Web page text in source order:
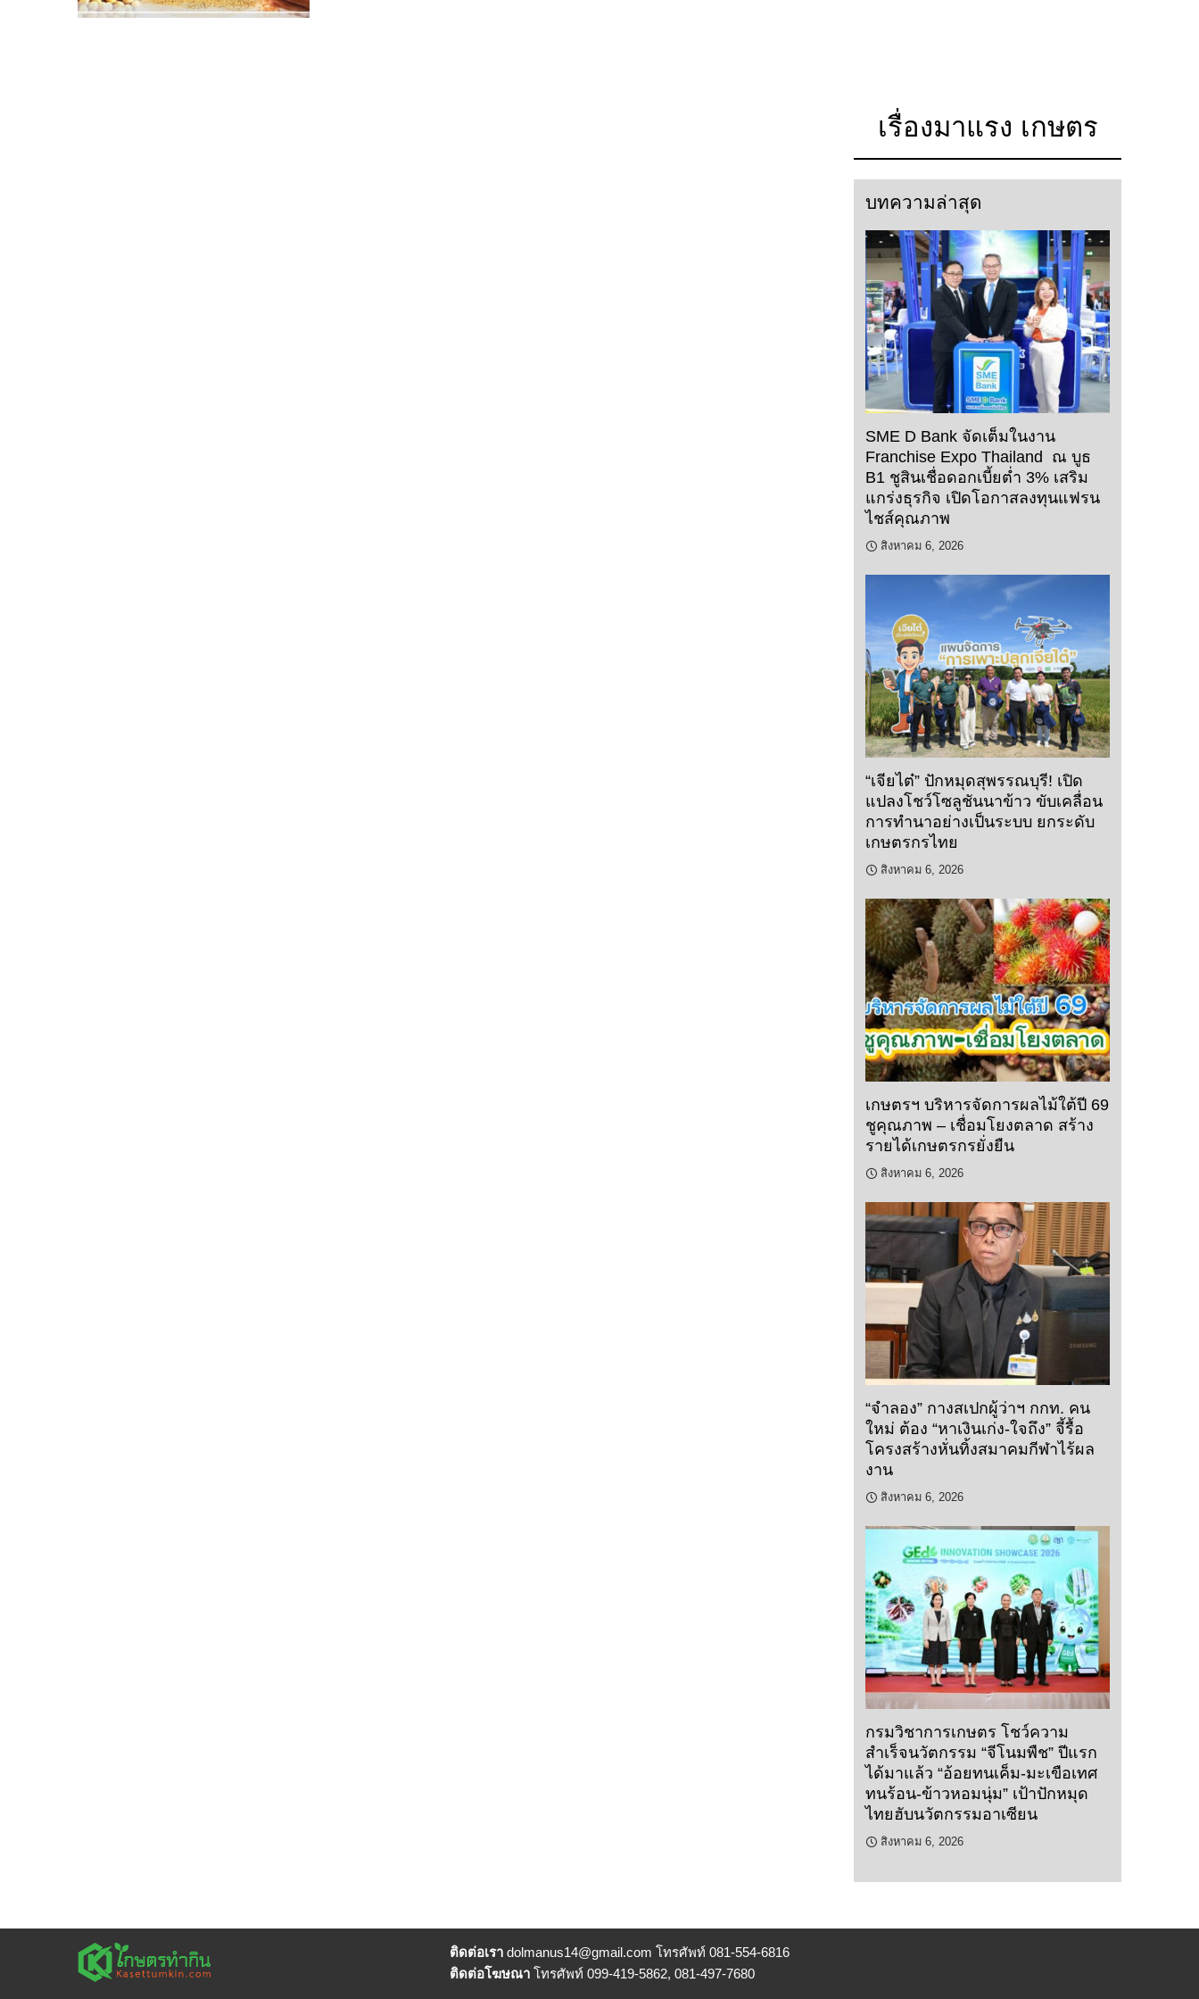
เรื่องมาแรง เกษตร
บทความล่าสุด
SME D Bank จัดเต็มในงาน
Franchise Expo Thailand ณ บูธ
B1 ชูสินเชื่อดอกเบี้ยต่ำ 3% เสริม
แกร่งธุรกิจ เปิดโอกาสลงทุนแฟรน
ไชส์คุณภาพ
สิงหาคม 6, 2026
“เจียไต๋” ปักหมุดสุพรรณบุรี! เปิด
แปลงโชว์โซลูชันนาข้าว ขับเคลื่อน
การทำนาอย่างเป็นระบบ ยกระดับ
เกษตรกรไทย
สิงหาคม 6, 2026
เกษตรฯ บริหารจัดการผลไม้ใต้ปี 69
ชูคุณภาพ – เชื่อมโยงตลาด สร้าง
รายได้เกษตรกรยั่งยืน
สิงหาคม 6, 2026
“จำลอง” กางสเปกผู้ว่าฯ กกท. คน
ใหม่ ต้อง “หาเงินเก่ง-ใจถึง” จี้รื้อ
โครงสร้างหั่นทิ้งสมาคมกีฬาไร้ผล
งาน
สิงหาคม 6, 2026
กรมวิชาการเกษตร โชว์ความ
สำเร็จนวัตกรรม “จีโนมพืช” ปีแรก
ได้มาแล้ว “อ้อยทนเค็ม-มะเขือเทศ
ทนร้อน-ข้าวหอมนุ่ม” เป้าปักหมุด
ไทยฮับนวัตกรรมอาเซียน
สิงหาคม 6, 2026
ติดต่อเรา dolmanus14@gmail.com โทรศัพท์ 081-554-6816
ติดต่อโฆษณา โทรศัพท์ 099-419-5862, 081-497-7680